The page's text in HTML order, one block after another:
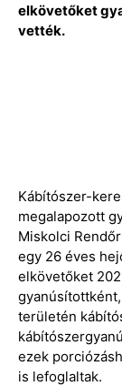
elkövetőket
vették.
Kábítószer-
megalapozott
Miskolci
egy 26 éves
elkövetőket
területén
ezek
is lefoglaltak.